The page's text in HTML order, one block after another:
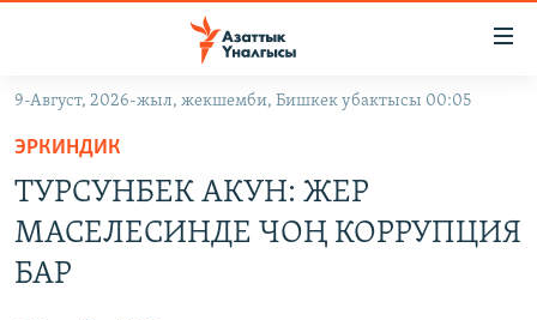
Навигацияга
өтүңүз
Издөөгө
салыңыз
САЯСАТ
ДҮЙНӨ
УКРАИНА
9-Август, 2026-жыл, жекшемби, Бишкек убактысы 00:05
ЭРКИНДИК
ТУРСУНБЕК АКУН: ЖЕР
МАСЕЛЕСИНДЕ ЧОҢ КОРРУПЦИЯ
БАР